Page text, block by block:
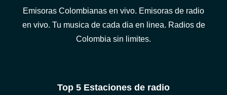
Emisoras Colombianas en vivo. Emisoras de radio
en vivo. Tu musica de cada dia en linea. Radios de
Colombia sin limites.
Top 5 Estaciones de radio